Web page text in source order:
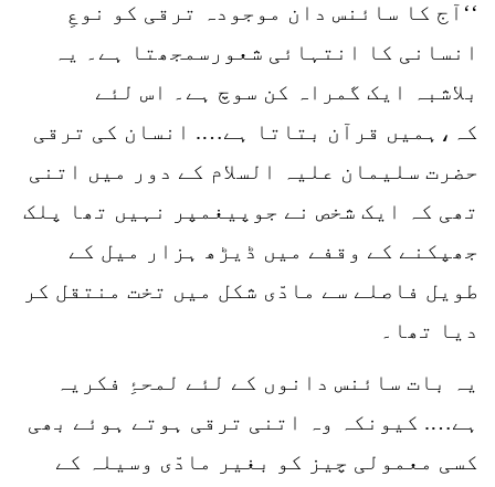
‘‘آج کا سائنس دان موجودہ ترقی کو نوعِ
انسانی کا انتہائی شعورسمجھتا ہے۔ یہ
بلاشبہ ایک گمراہ کن سوچ ہے۔ اس لئے
کہ،ہمیں قرآن بتاتا ہے…. انسان کی ترقی
حضرت سلیمان علیہ السلام کے دور میں اتنی
تھی کہ ایک شخص نے جوپیغمپر نہیں تھا پلک
جھپکنے کے وقفے میں ڈیڑھ ہزار میل کے
طویل فاصلے سے مادّی شکل میں تخت منتقل کر
دیا تھا۔
یہ بات سائنس دانوں کے لئے لمحۂِ فکریہ
ہے…. کیونکہ وہ اتنی ترقی ہوتے ہوئے بھی
کسی معمولی چیز کو بغیر مادّی وسیلہ کے